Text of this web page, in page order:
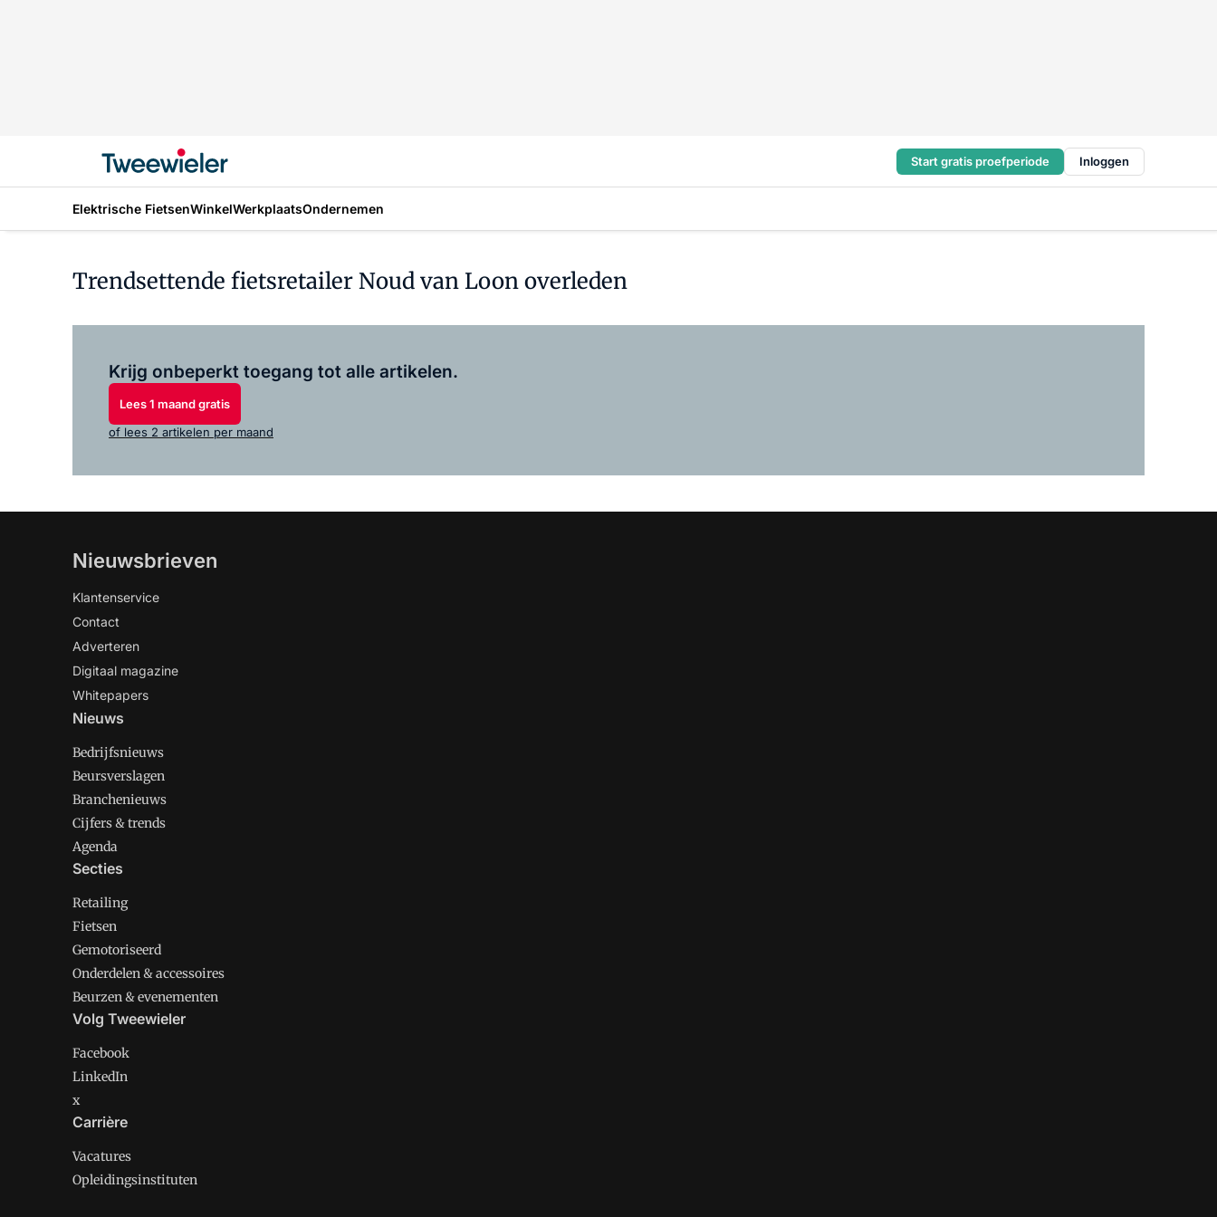
Start gratis proefperiode Inloggen
Elektrische FietsenWinkelWerkplaatsOndernemen
Trendsettende fietsretailer Noud van Loon overleden
Krijg onbeperkt toegang tot alle artikelen.
Lees 1 maand gratis
of lees 2 artikelen per maand
Nieuwsbrieven
Klantenservice
Contact
Adverteren
Digitaal magazine
Whitepapers
Nieuws
Bedrijfsnieuws
Beursverslagen
Branchenieuws
Cijfers & trends
Agenda
Secties
Retailing
Fietsen
Gemotoriseerd
Onderdelen & accessoires
Beurzen & evenementen
Volg Tweewieler
Facebook
LinkedIn
x
Carrière
Vacatures
Opleidingsinstituten